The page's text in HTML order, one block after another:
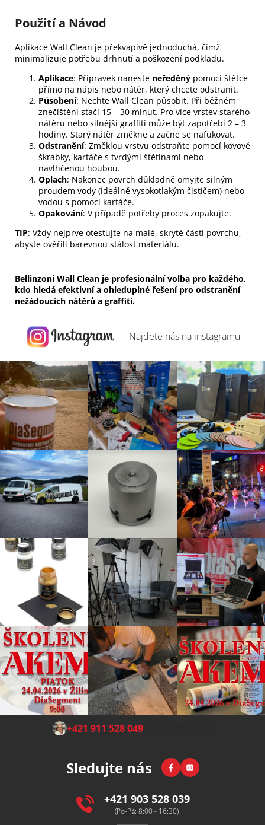
Použití a Návod
Aplikace Wall Clean je překvapivě jednoduchá, čímž
minimalizuje potřebu drhnutí a poškození podkladu.
Aplikace: Přípravek naneste neředěný pomocí štětce
přímo na nápis nebo nátěr, který chcete odstranit.
Působení: Nechte Wall Clean působit. Při běžném
znečištění stačí 15 – 30 minut. Pro více vrstev starého
nátěru nebo silnější graffiti může být zapotřebí 2 – 3
hodiny. Starý nátěr změkne a začne se nafukovat.
Odstranění: Změklou vrstvu odstraňte pomocí kovové
škrabky, kartáče s tvrdými štětinami nebo
navlhčenou houbou.
Oplach: Nakonec povrch důkladně omyjte silným
proudem vody (ideálně vysokotlakým čističem) nebo
vodou s pomocí kartáče.
Opakování: V případě potřeby proces zopakujte.
TIP: Vždy nejprve otestujte na malé, skryté části povrchu,
abyste ověřili barevnou stálost materiálu.
Bellinzoni Wall Clean je profesionální volba pro každého,
kdo hledá efektivní a ohleduplné řešení pro odstranění
nežádoucích nátěrů a graffiti.
Najdete nás na instagramu
Z +421 911 528 049(Po-Pá 8:00-15:00)
Sledujte nás FacebookInstagram
+421 903 528 039
(Po-Pá: 8:00 - 16:30)